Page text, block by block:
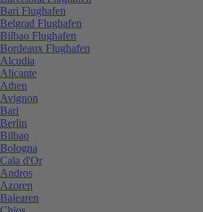
Bari Flughafen
Belgrad Flughafen
Bilbao Flughafen
Bordeaux Flughafen
Alcudia
Alicante
Athen
Avignon
Bari
Berlin
Bilbao
Bologna
Cala d'Or
Andros
Azoren
Balearen